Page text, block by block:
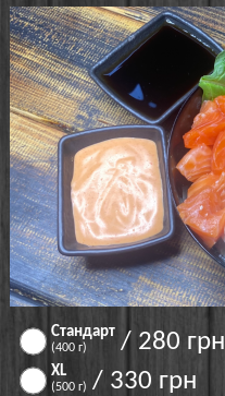
Стандарт
(400 г) / 280 грн
XL
(500 г) / 330 грн